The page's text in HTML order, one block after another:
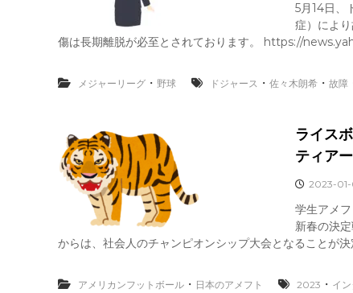
5月14日、
症）によ
傷は長期離脱が必至とされております。 https://
メジャーリーグ ・ 野球 ドジャース ・ 佐々木朗希 ・ 故障
ライス
ティア
2023-
学生アメ
新春の決
からは、社会人のチャンピオンシップ大会となることが
アメリカンフットボール ・ 日本のアメフト 2023 ・ イ